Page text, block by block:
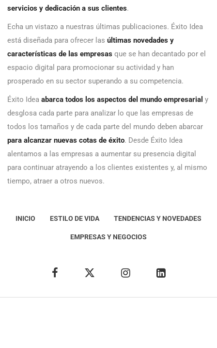
servicios y dedicación a sus clientes.
Echa un vistazo a nuestras últimas publicaciones. Éxito Idea
está diseñada para ofrecer las últimas novedades y
características de las empresas que se han decantado por el
espacio digital para promocionar su actividad y han
prosperado en su sector superando a su competencia.
Éxito Idea abarca todos los aspectos del mundo empresarial y
desglosa cada parte para analizar lo que las empresas de
todos los tamaños y de cada parte del mundo deben abarcar
para alcanzar nuevas cotas de éxito. Desde Éxito Idea
alentamos a las empresas a aumentar su presencia digital
para continuar atrayendo a los clientes existentes y, al mismo
tiempo, atraer a otros nuevos.
INICIO ESTILO DE VIDA TENDENCIAS Y NOVEDADES
EMPRESAS Y NEGOCIOS